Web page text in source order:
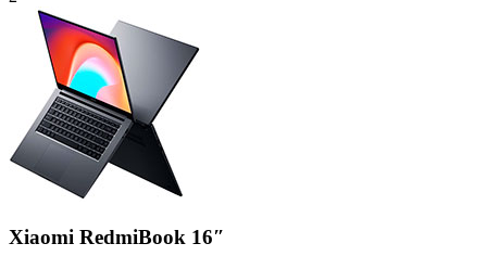
Xiaomi RedmiBook 16″